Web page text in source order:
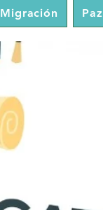
Migración Paz